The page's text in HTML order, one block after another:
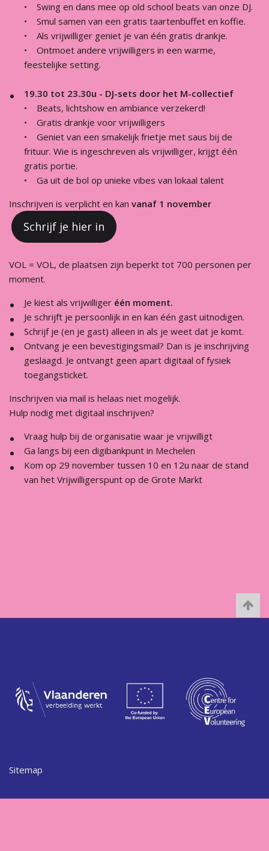
• Swing en dans mee op old school beats van onze DJ.
• Smul samen van een gratis taartenbuffet en koffie.
• Als vrijwilliger geniet je van één gratis drankje.
• Ontmoet andere vrijwilligers in een warme,
feestelijke setting.
19.30 tot 23.30u - DJ-sets door het M-collectief
• Beats, lichtshow en ambiance verzekerd!
• Gratis drankje voor vrijwilligers
• Geniet van een smakelijk frietje met saus bij de
frituur. Wie is ingeschreven als vrijwilliger, krijgt één
gratis portie.
• Ga uit de bol op unieke vibes van lokaal talent
Inschrijven is verplicht en kan vanaf 1 november
Schrijf je hier in
VOL = VOL, de plaatsen zijn beperkt tot 700 personen per
moment.
Je kiest als vrijwilliger één moment.
Je schrijft je persoonlijk in en kan één gast uitnodigen.
Schrijf je (en je gast) alleen in als je weet dat je komt.
Ontvang je een bevestigingsmail? Dan is je inschrijving
geslaagd. Je ontvangt geen apart digitaal of fysiek
toegangsticket.
Inschrijven via mail is helaas niet mogelijk.
Hulp nodig met digitaal inschrijven?
Vraag hulp bij de organisatie waar je vrijwilligt
Ga langs bij een digibankpunt in Mechelen
Kom op 29 november tussen 10 en 12u naar de stand
van het Vrijwilligerspunt op de Grote Markt
Sitemap
Grote Markt 21